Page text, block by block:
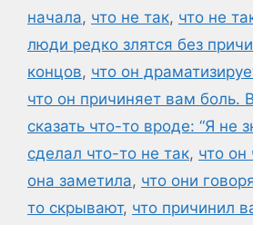
начала, что не так, что не
люди редко злятся без
концов, что он
что он причиняет вам боль.
сказать что-то вроде: “Я не
сделал что-то не так, что он
она заметила, что они
то скрывают, что причинил